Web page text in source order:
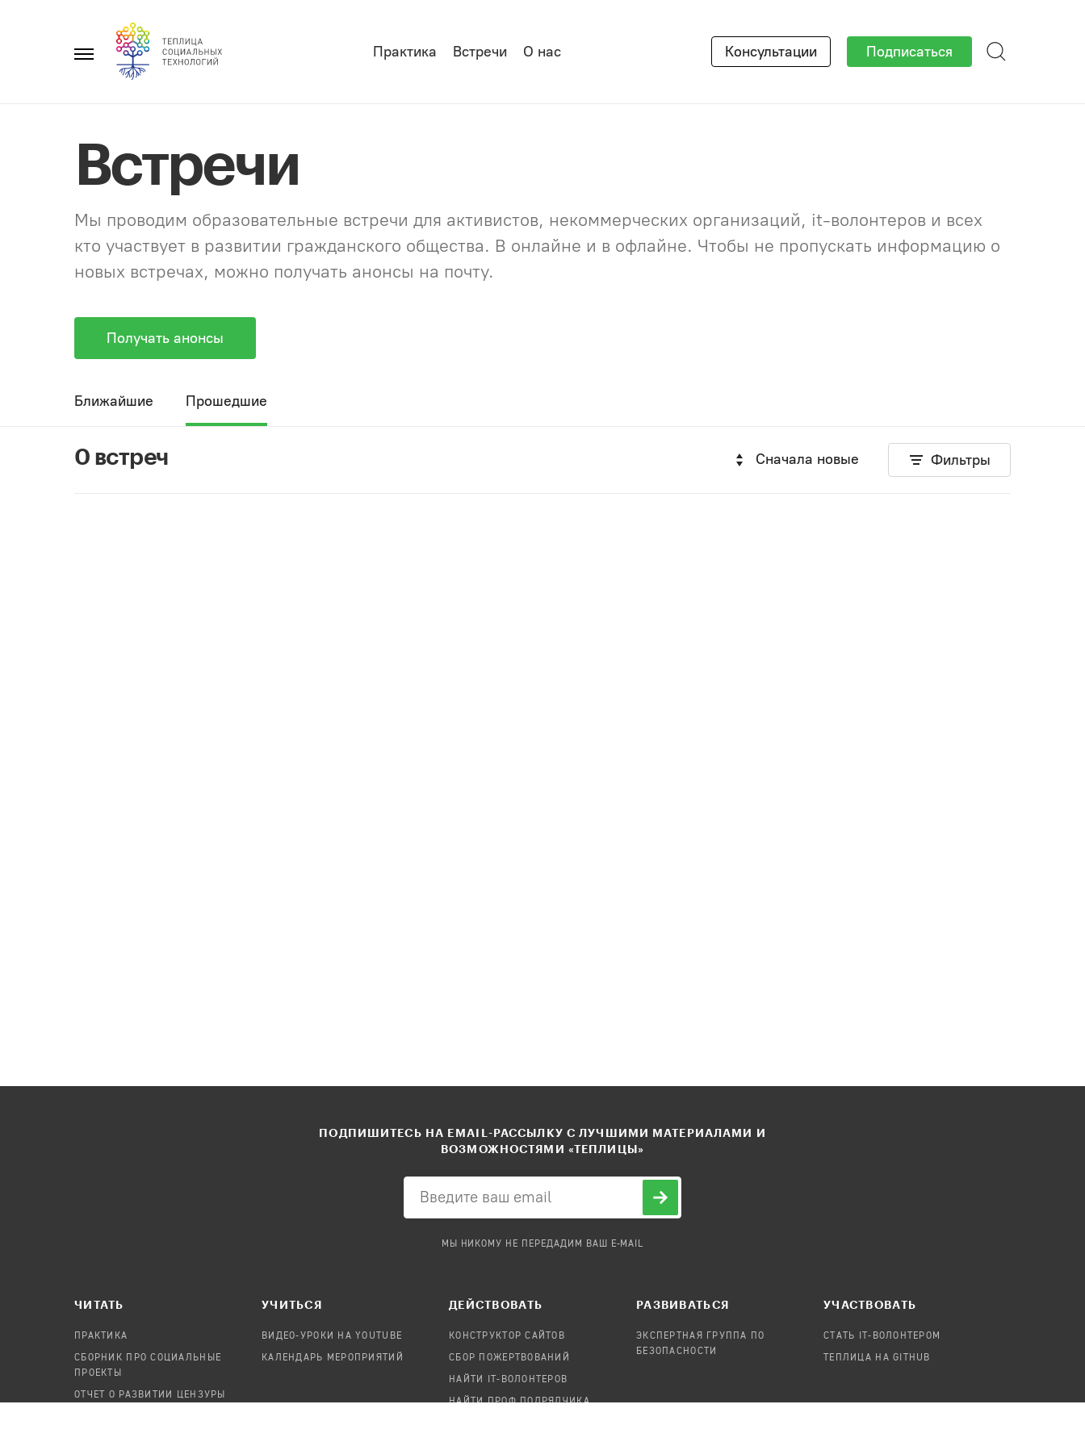
Главное
Практика Встречи О нас Консультации Подписаться
Встречи
Мы проводим образовательные встречи для активистов, некоммерческих организаций, it-волонтеров и всех
кто участвует в развитии гражданского общества. В онлайне и в офлайне. Чтобы не пропускать информацию о
новых встречах, можно получать анонсы на почту.
Получать анонсы
Ближайшие Прошедшие
0 встреч Сначала новые Фильтры
ПОДПИШИТЕСЬ НА EMAIL-РАССЫЛКУ С ЛУЧШИМИ МАТЕРИАЛАМИ И
ВОЗМОЖНОСТЯМИ «ТЕПЛИЦЫ»
МЫ НИКОМУ НЕ ПЕРЕДАДИМ ВАШ E-MAIL
ЧИТАТЬ
ПРАКТИКА
СБОРНИК ПРО СОЦИАЛЬНЫЕ
ПРОЕКТЫ
ОТЧЕТ О РАЗВИТИИ ЦЕНЗУРЫ
УЧИТЬСЯ
ВИДЕО-УРОКИ НА YOUTUBE
КАЛЕНДАРЬ МЕРОПРИЯТИЙ
ДЕЙСТВОВАТЬ
КОНСТРУКТОР САЙТОВ
СБОР ПОЖЕРТВОВАНИЙ
НАЙТИ IT-ВОЛОНТЕРОВ
НАЙТИ ПРОФ.ПОДРЯДЧИКА
РАЗВИВАТЬСЯ
ЭКСПЕРТНАЯ ГРУППА ПО
БЕЗОПАСНОСТИ
УЧАСТВОВАТЬ
СТАТЬ IT-ВОЛОНТЕРОМ
ТЕПЛИЦА НА GITHUB